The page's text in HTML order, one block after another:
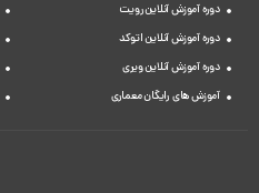
دوره آموزش آنلاین رویت
دوره آموزش آنلاین اتوکد
دوره آموزش آنلاین ویری
آموزش های رایگان معماری